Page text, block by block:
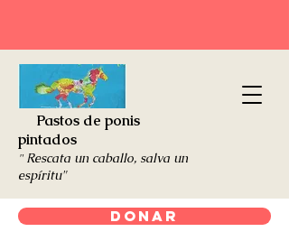
Pastos de ponis
pintados
" Rescata un caballo, salva un
espíritu"
Donar